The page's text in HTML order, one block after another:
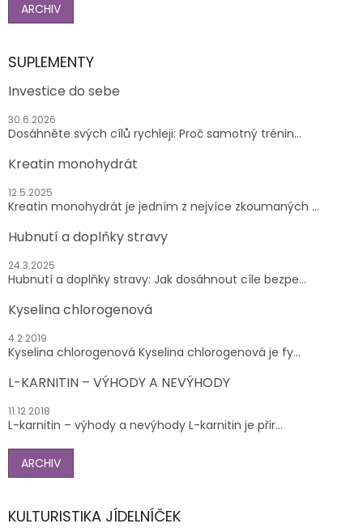
ARCHIV
SUPLEMENTY
Investice do sebe
30.6.2026
Dosáhněte svých cílů rychleji: Proč samotný trénin...
Kreatin monohydrát
12.5.2025
Kreatin monohydrát je jedním z nejvíce zkoumaných ...
Hubnutí a doplňky stravy
24.3.2025
Hubnutí a doplňky stravy: Jak dosáhnout cíle bezpe...
Kyselina chlorogenová
4.2.2019
Kyselina chlorogenová Kyselina chlorogenová je fy...
L-KARNITIN – VÝHODY A NEVÝHODY
11.12.2018
L-karnitin – výhody a nevýhody L-karnitin je přir...
ARCHIV
KULTURISTIKA JÍDELNÍČEK